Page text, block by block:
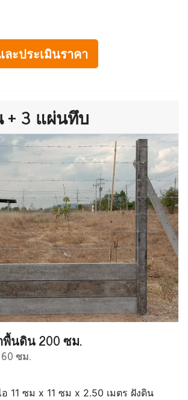
ะประเมินราคา
+ 3 แผ่นทึบ
พื้นดิน 200 ซม.
ซม.
11 ซม x 11 ซม x 2.50 เมตร ฝังดิน